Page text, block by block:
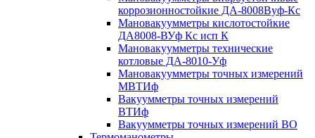
коррозионностойкие ДА-8008Вуф-Кс
Мановакуумметры кислотостойкие
ДА8008-ВУф Кс исп К
Мановакуумметры технические
котловые ДА-8010-Уф
Мановакуумметры точных измерений
МВТИф
Вакуумметры точных измерений
ВТИф
Вакуумметры точных измерений ВО